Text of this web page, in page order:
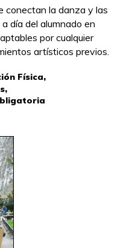
conectan la danza y las
día del alumnado en
por cualquier
artísticos previos.
Física,